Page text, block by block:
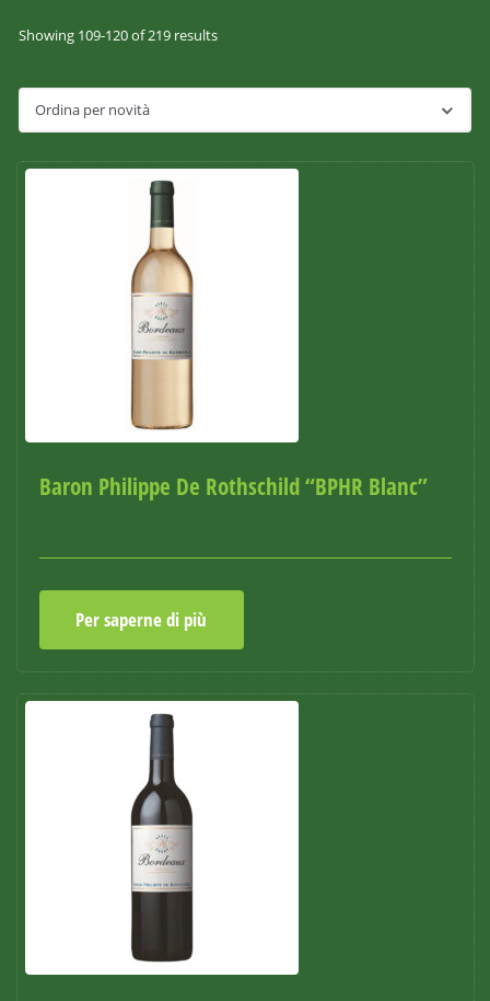
Showing 109-120 of 219 results
Baron Philippe De Rothschild “BPHR Blanc”
Per saperne di più